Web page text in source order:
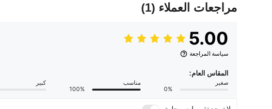
مراجعات العملاء (1)
5.00
سياسة المراجعة
المقاس العام:
صغير
0%
مناسب
100%
كبير